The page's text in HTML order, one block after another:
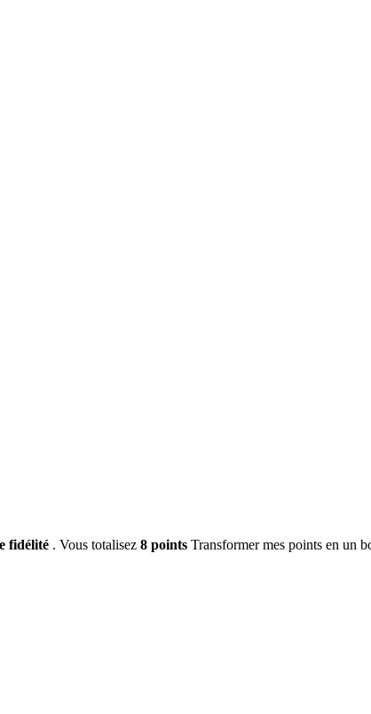
fidélité . Vous totalisez 8 points Transformer mes points en un